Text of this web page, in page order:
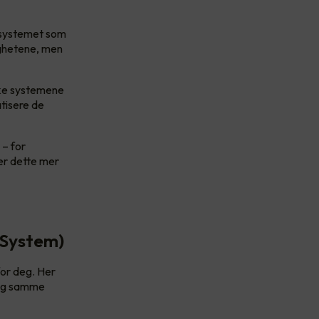
som
men
systemene
de
– for
dette mer
deg. Her
samme